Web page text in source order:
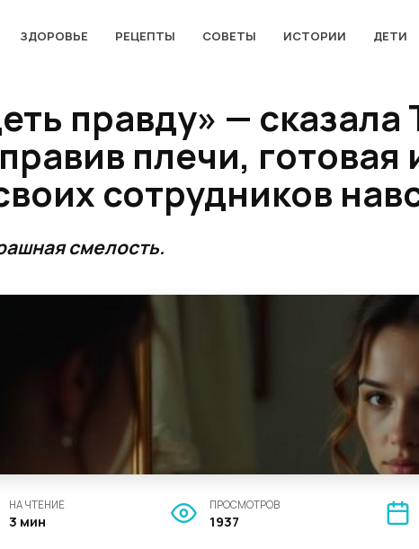
ЗДОРОВЬЕ РЕЦЕПТЫ СОВЕТЫ ИСТОРИИ ДЕТИ
правду» — сказала
плечи,
сотрудников
смелость.
НА ЧТЕНИЕ
3 мин
ПРОСМОТРОВ
1937